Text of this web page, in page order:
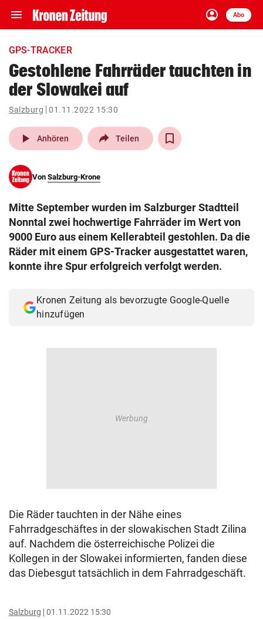
menu Navigation
ein-/ausklappen
account_circle
Anmelden
Abo
close Schließen
account_circle Anmelden
pin_drop
Wien arrow_right
search
eingeben
© Krone Multimedia GmbH & Co KG 2026
GPS-TRACKER
Gestohlene Fahrräder tauchten in
der Slowakei auf
Salzburg 01.11.2022 15:30
play_arrow Anhören Teilen
Von Salzburg-Krone
Mitte September wurden im Salzburger Stadtteil
Nonntal zwei hochwertige Fahrräder im Wert von
9000 Euro aus einem Kellerabteil gestohlen. Da die
Räder mit einem GPS-Tracker ausgestattet waren,
konnte ihre Spur erfolgreich verfolgt werden.
Kronen Zeitung als bevorzugte Google-Quelle
hinzufügen
Die Räder tauchten in der Nähe eines
Fahrradgeschäftes in der slowakischen Stadt Zilina
auf. Nachdem die österreichische Polizei die
Kollegen in der Slowakei informierten, fanden diese
das Diebesgut tatsächlich in dem Fahrradgeschäft.
Salzburg 01.11.2022 15:30